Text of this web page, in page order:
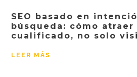
SEO basado en
búsqueda: cómo
cualificado, no solo
LEER MÁS